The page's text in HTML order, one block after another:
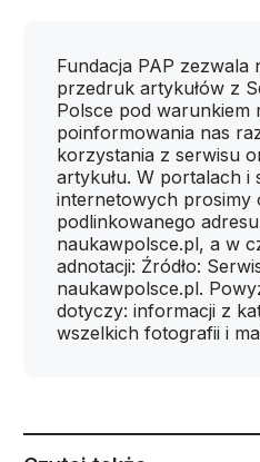
Fundacja PAP zezwala
przedruk artykułów z
Polsce pod warunkiem
poinformowania nas
korzystania z serwisu
artykułu. W portalach i
internetowych prosimy
podlinkowanego
naukawpolsce.pl, a w
adnotacji: Źródło:
naukawpolsce.pl.
dotyczy: informacji z
wszelkich fotografii i